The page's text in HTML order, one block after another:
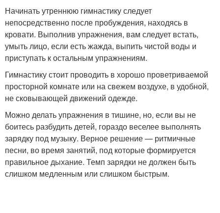
Начинать утреннюю гимнастику следует
непосредственно после пробуждения, находясь в
кровати. Выполнив упражнения, вам следует встать,
умыть лицо, если есть жажда, выпить чистой воды и
приступать к остальным упражнениям.
Гимнастику стоит проводить в хорошо проветриваемой
просторной комнате или на свежем воздухе, в удобной,
не сковывающей движений одежде.
Можно делать упражнения в тишине, но, если вы не
боитесь разбудить детей, гораздо веселее выполнять
зарядку под музыку. Верное решение — ритмичные
песни, во время занятий, под которые формируется
правильное дыхание. Темп зарядки не должен быть
слишком медленным или слишком быстрым.